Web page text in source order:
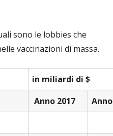
sono le lobbies che
vaccinazioni di massa.
in miliardi di $
Anno 2017